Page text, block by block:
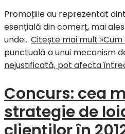
Promoțiile au reprezentat
esențială din comerț, mai
unde… Citește mai mult »
punctuală a unui mecanism
nejustificată, pot afecta
Concurs: cea
strategie de